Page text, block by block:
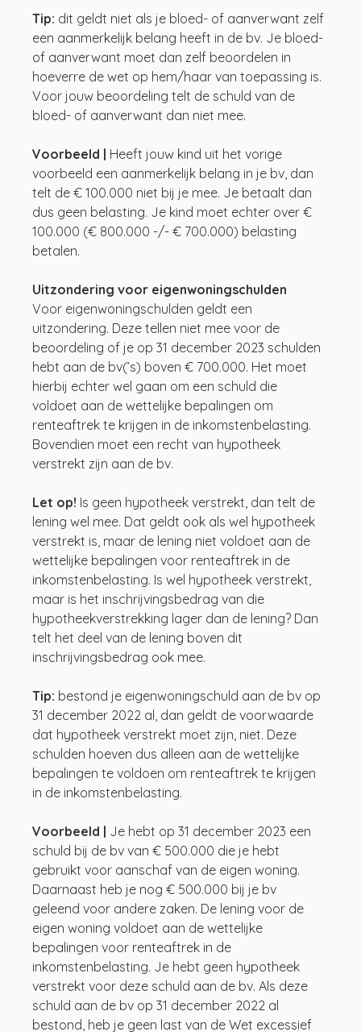
Tip: dit geldt niet als je bloed- of aanverwant zelf
een aanmerkelijk belang heeft in de bv. Je bloed-
of aanverwant moet dan zelf beoordelen in
hoeverre de wet op hem/haar van toepassing is.
Voor jouw beoordeling telt de schuld van de
bloed- of aanverwant dan niet mee.
Voorbeeld | Heeft jouw kind uit het vorige
voorbeeld een aanmerkelijk belang in je bv, dan
telt de € 100.000 niet bij je mee. Je betaalt dan
dus geen belasting. Je kind moet echter over €
100.000 (€ 800.000 -/- € 700.000) belasting
betalen.
Uitzondering voor eigenwoningschulden
Voor eigenwoningschulden geldt een
uitzondering. Deze tellen niet mee voor de
beoordeling of je op 31 december 2023 schulden
hebt aan de bv(’s) boven € 700.000. Het moet
hierbij echter wel gaan om een schuld die
voldoet aan de wettelijke bepalingen om
renteaftrek te krijgen in de inkomstenbelasting.
Bovendien moet een recht van hypotheek
verstrekt zijn aan de bv.
Let op! Is geen hypotheek verstrekt, dan telt de
lening wel mee. Dat geldt ook als wel hypotheek
verstrekt is, maar de lening niet voldoet aan de
wettelijke bepalingen voor renteaftrek in de
inkomstenbelasting. Is wel hypotheek verstrekt,
maar is het inschrijvingsbedrag van die
hypotheekverstrekking lager dan de lening? Dan
telt het deel van de lening boven dit
inschrijvingsbedrag ook mee.
Tip: bestond je eigenwoningschuld aan de bv op
31 december 2022 al, dan geldt de voorwaarde
dat hypotheek verstrekt moet zijn, niet. Deze
schulden hoeven dus alleen aan de wettelijke
bepalingen te voldoen om renteaftrek te krijgen
in de inkomstenbelasting.
Voorbeeld | Je hebt op 31 december 2023 een
schuld bij de bv van € 500.000 die je hebt
gebruikt voor aanschaf van de eigen woning.
Daarnaast heb je nog € 500.000 bij je bv
geleend voor andere zaken. De lening voor de
eigen woning voldoet aan de wettelijke
bepalingen voor renteaftrek in de
inkomstenbelasting. Je hebt geen hypotheek
verstrekt voor deze schuld aan de bv. Als deze
schuld aan de bv op 31 december 2022 al
bestond, heb je geen last van de Wet excessief